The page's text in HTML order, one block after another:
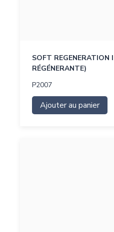
SOFT REGENERATION
RÉGÉNERANTE)
P2007
Ajouter au panier